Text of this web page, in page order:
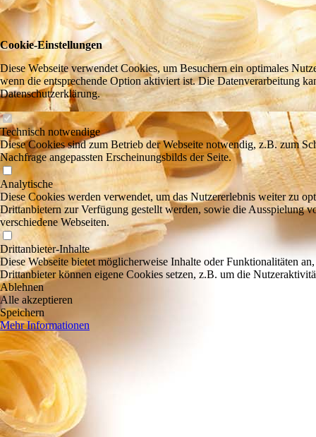
Cookie-Einstellungen
Diese Webseite verwendet Cookies, um Besuchern ein optimales
wenn die entsprechende Option aktiviert ist. Die Datenverarbeitung
Datenschutzerklärung.
Technisch notwendige
Diese Cookies sind zum Betrieb der Webseite notwendig, z.B. zum
Nachfrage angepassten Erscheinungsbilds der Seite.
Analytische
Diese Cookies werden verwendet, um das Nutzererlebnis weiter zu
Drittanbietern zur Verfügung gestellt werden, sowie die Ausspielung
verschiedene Webseiten.
Drittanbieter-Inhalte
Diese Webseite bietet möglicherweise Inhalte oder Funktionalitäten
Drittanbieter können eigene Cookies setzen, z.B. um die
Ablehnen
Alle akzeptieren
Speichern
Mehr Informationen